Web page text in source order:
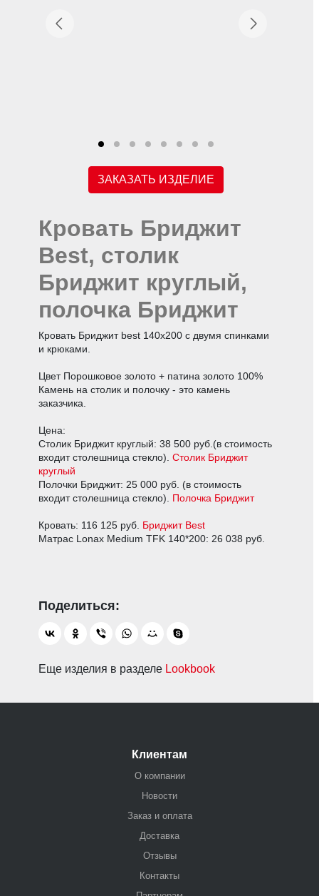
ЗАКАЗАТЬ ИЗДЕЛИЕ
Кровать Бриджит
Best, столик
Бриджит круглый,
полочка Бриджит
Кровать Бриджит best 140х200 с двумя спинками
и крюками.
Цвет Порошковое золото + патина золото 100%
Камень на столик и полочку - это камень
заказчика.
Цена:
Столик Бриджит круглый: 38 500 руб.(в стоимость
входит столешница стекло). Столик Бриджит
круглый
Полочки Бриджит: 25 000 руб. (в стоимость
входит столешница стекло). Полочка Бриджит
Кровать: 116 125 руб. Бриджит Best
Матрас Lonax Medium TFK 140*200: 26 038 руб.
Еще изделия в разделе Lookbook
Клиентам
О компании
Новости
Заказ и оплата
Доставка
Отзывы
Контакты